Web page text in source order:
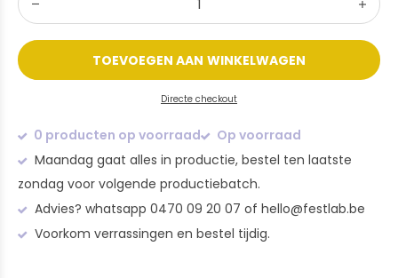
TOEVOEGEN AAN WINKELWAGEN
Directe checkout
0 producten op voorraad
Op voorraad
Maandag gaat alles in productie, bestel ten laatste
zondag voor volgende productiebatch.
Advies? whatsapp 0470 09 20 07 of hello@festlab.be
Voorkom verrassingen en bestel tijdig.